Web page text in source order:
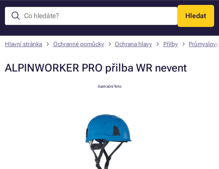
Hledat
Menu
Hlavní stránka Ochranné pomůcky Ochrana hlavy Přilby Průmyslové
ALPINWORKER PRO přilba WR nevent
ilustrační foto